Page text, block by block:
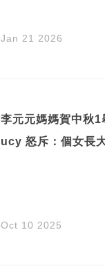
Jan 21 2026
李元元媽媽賀中秋
ucy 怒斥：個女長
Oct 10 2025